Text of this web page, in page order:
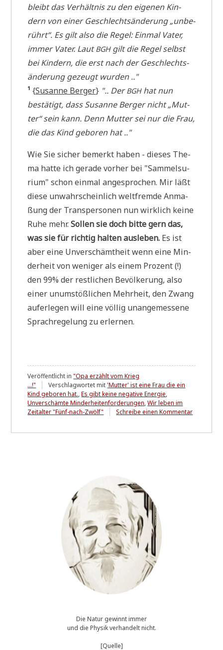
bleibt das Ver­hält­nis zu den eige­nen Kin­
dern von einer Geschlechts­än­de­rung „unbe­
rührt“. Es gilt also die Regel: Ein­mal Vater,
immer Vater. LautBGHgilt die Regel selbst
bei Kin­dern, die erst nach der Geschlechts­
än­de­rung gezeugt wurden .."
¹ {Susan­ne Ber­ger} ".. DerBGHhat nun
bestä­tigt, dass Susan­ne Ber­ger nicht „Mut­
ter“ sein kann. Denn Mut­ter sei nur die Frau,
die das Kind gebo­ren hat .."
Wie Sie sicher bemerkt haben - die­ses The­
ma hat­te ich gera­de vor­her bei "Sam­mel­su­
ri­um" schon ein­mal ange­spro­chen. Mir läßt
die­se unwahr­schein­lich welt­frem­de Anma­
ßung der Trans­per­so­nen nun wirk­lich kei­ne
Ruhe mehr.Sol­len sie doch bit­te gern das,
was sie für rich­tig hal­ten aus­le­ben. Es ist
aber eine Unver­schämt­heit wenn eine Min­
der­heit von weni­ger als einem Pro­zent (!)
den 99% der rest­li­chen Bevöl­ke­rung, also
einer unum­stöß­li­chen Mehr­heit, den Zwang
auf­er­le­gen will eine völ­lig unan­ge­mes­se­ne
Sprach­re­ge­lung zu erlernen.
Veröffentlicht in"Opa erzählt vom Krieg
...!"
Verschlagwortet mit'Mutter' ist eine Frau die ein
Kind geboren hat.,Es gibt keine negative Energie,
Unverschämte Minderheitenforderungen,Wir leben im
Zeitalter "Fünf-nach-Zwölf"
Schreibe einen Kommentarzu
Die Natur gewinnt immer
und die Physik verhandelt nicht.
[Quelle]